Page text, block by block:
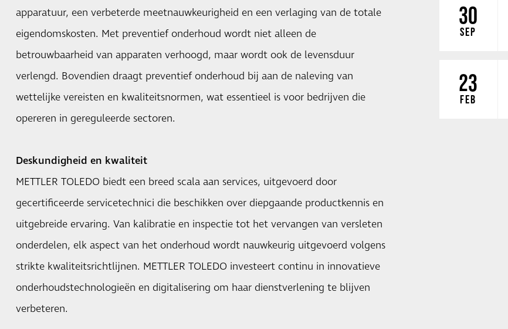
apparatuur, een verbeterde meetnauwkeurigheid en een verlaging van de totale
eigendomskosten. Met preventief onderhoud wordt niet alleen de
betrouwbaarheid van apparaten verhoogd, maar wordt ook de levensduur
verlengd. Bovendien draagt preventief onderhoud bij aan de naleving van
wettelijke vereisten en kwaliteitsnormen, wat essentieel is voor bedrijven die
opereren in gereguleerde sectoren.
Deskundigheid en kwaliteit
METTLER TOLEDO biedt een breed scala aan services, uitgevoerd door
gecertificeerde servicetechnici die beschikken over diepgaande productkennis en
uitgebreide ervaring. Van kalibratie en inspectie tot het vervangen van versleten
onderdelen, elk aspect van het onderhoud wordt nauwkeurig uitgevoerd volgens
strikte kwaliteitsrichtlijnen. METTLER TOLEDO investeert continu in innovatieve
onderhoudstechnologieën en digitalisering om haar dienstverlening te blijven
verbeteren.
30
SEP
23
FEB